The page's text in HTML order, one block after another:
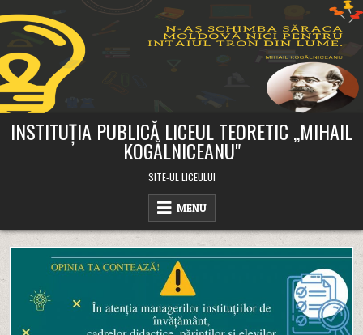
to
INSTITUȚIA PUBLICĂ LICEUL TEORETIC ,,MIHAIL
KOGĂLNICEANU"
SITE-UL LICEULUI
MENU